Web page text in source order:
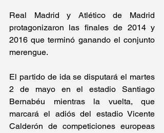
Real Madrid y Atlético de Madrid
protagonizaron las finales de 2014 y
2016 que terminó ganando el conjunto
merengue.
El partido de ida se disputará el martes
2 de mayo en el estadio Santiago
Bernabéu mientras la vuelta, que
marcará el adiós del estadio Vicente
Calderón de competiciones europeas